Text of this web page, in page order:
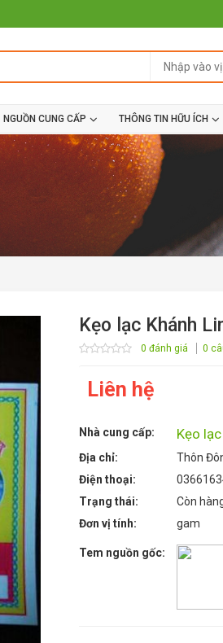
NGUỒN CUNG CẤP THÔNG TIN HỮU ÍCH
Kẹo lạc Khánh
0 đánh giá 0
Liên hệ
Nhà cung cấp: Kẹo
Địa chỉ:
Thôn
Điện thoại:
Trạng thái:
Còn
Đơn vị tính:
gam
Tem nguồn gốc: